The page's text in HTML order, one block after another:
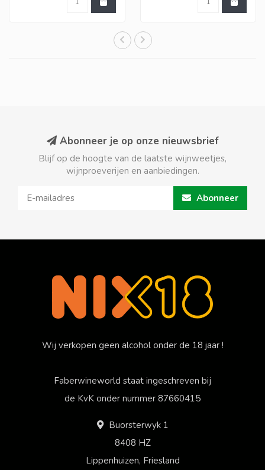
Abonneer je op onze nieuwsbrief
Blijf op de hoogte van de laatste wijnweetjes,
wijnproeverijen en aanbiedingen.
Abonneer
Wij verkopen geen alcohol onder de 18 jaar !
Faberwineworld staat ingeschreven bij
de KvK onder nummer 87660415
Buorsterwyk 1
8408 HZ
Lippenhuizen, Friesland